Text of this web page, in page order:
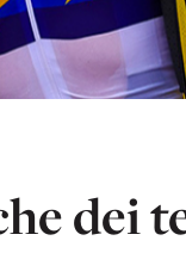
dei